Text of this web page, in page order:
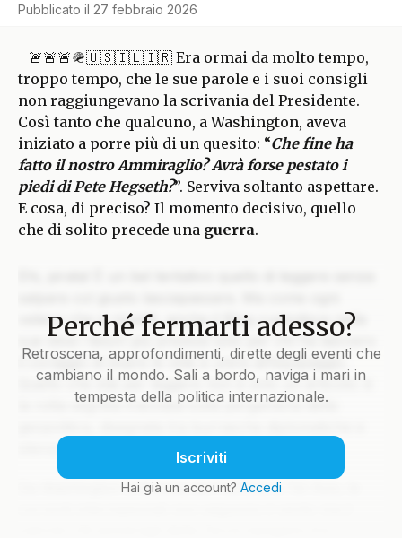
Pubblicato il 27 febbraio 2026
🚨🚨🚨🪖🇺🇸🇮🇱🇮🇷 Era ormai da molto tempo,
troppo tempo, che le sue parole e i suoi consigli
non raggiungevano la scrivania del Presidente.
Così tanto che qualcuno, a Washington, aveva
iniziato a porre più di un quesito: “Che fine ha
fatto il nostro Ammiraglio? Avrà forse pestato i
piedi di Pete Hegseth?”. Serviva soltanto aspettare.
E cosa, di preciso? Il momento decisivo, quello
che di solito precede una guerra.
veliero che si rispetti, anche il Blog custodisce nelle
sue stive i tesori più preziosi solo per chi ha davvero
il coraggio di issare le vele e unirsi all’equipaggio.
Quello che stai per leggere non è solo un articolo: è
la rotta segreta tracciata sulla pergamena della
silenzi che parlano più di mille colpi di cannone.
Da Washington a Mosca, da Pechino a Tel Aviv, le
Perché fermarti adesso?
Retroscena, approfondimenti, dirette degli eventi che
cambiano il mondo. Sali a bordo, naviga i mari in
tempesta della politica internazionale.
Iscriviti
Hai già un account? Accedi